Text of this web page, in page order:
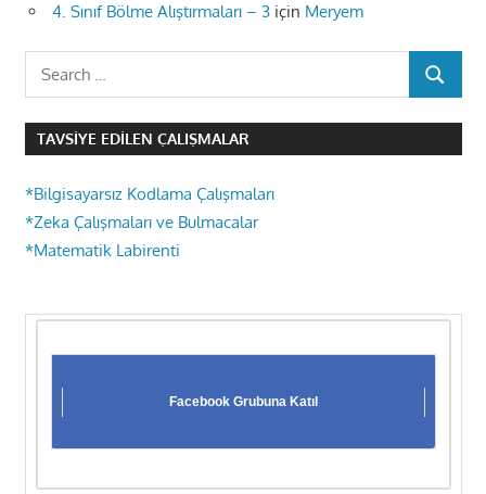
4. Sınıf Bölme Alıştırmaları – 3 için Meryem
Search
for:
SEARCH
TAVSIYE EDILEN ÇALIŞMALAR
*Bilgisayarsız Kodlama Çalışmaları
*Zeka Çalışmaları ve Bulmacalar
*Matematik Labirenti
Facebook Grubuna Katıl